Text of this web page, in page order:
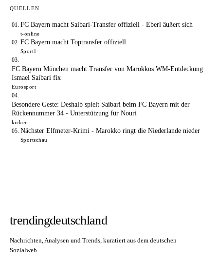
QUELLEN
FC Bayern macht Saibari-Transfer offiziell - Eberl äußert sich
t-online
FC Bayern macht Toptransfer offiziell
Sport1
FC Bayern München macht Transfer von Marokkos WM-Entdeckung
Ismael Saibari fix
Eurosport
Besondere Geste: Deshalb spielt Saibari beim FC Bayern mit der
Rückennummer 34 - Unterstützung für Nouri
kicker
Nächster Elfmeter-Krimi - Marokko ringt die Niederlande nieder
Sportschau
trendingdeutschland
Nachrichten, Analysen und Trends, kuratiert aus dem deutschen
Sozialweb.